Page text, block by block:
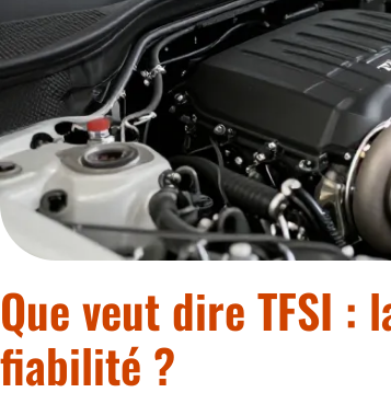
Que veut dire TFSI
fiabilité ?